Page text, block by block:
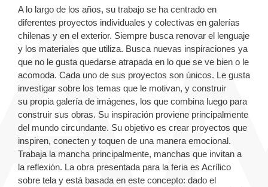
A lo largo de los años, su trabajo se ha centrado en
diferentes proyectos individuales y colectivas en galerías
chilenas y en el exterior. Siempre busca renovar el lenguaje
y los materiales que utiliza. Busca nuevas inspiraciones ya
que no le gusta quedarse atrapada en lo que se ve bien o le
acomoda. Cada uno de sus proyectos son únicos. Le gusta
investigar sobre los temas que le motivan, y construir
su propia galería de imágenes, los que combina luego para
construir sus obras. Su inspiración proviene principalmente
del mundo circundante. Su objetivo es crear proyectos que
inspiren, conecten y toquen de una manera emocional.
Trabaja la mancha principalmente, manchas que invitan a
la reflexión. La obra presentada para la feria es Acrílico
sobre tela y está basada en este concepto: dado el